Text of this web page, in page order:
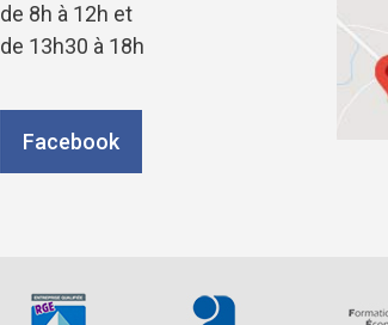
de 8h à 12h et
de 13h30 à 18h
Facebook